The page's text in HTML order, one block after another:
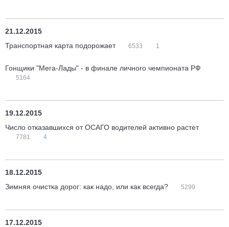
21.12.2015
Транспортная карта подорожает
6533 1
Гонщики "Мега-Лады" - в финале личного чемпионата РФ
5164
19.12.2015
Число отказавшихся от ОСАГО водителей активно растет
7781 4
18.12.2015
Зимняя очистка дорог: как надо, или как всегда?
5299
17.12.2015